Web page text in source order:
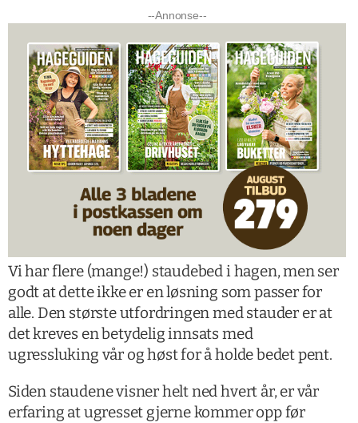
--Annonse--
Vi har flere (mange!) staudebed i hagen, men ser
godt at dette ikke er en løsning som passer for
alle. Den største utfordringen med stauder er at
det kreves en betydelig innsats med
ugressluking vår og høst for å holde bedet pent.
Siden staudene visner helt ned hvert år, er vår
erfaring at ugresset gjerne kommer opp før